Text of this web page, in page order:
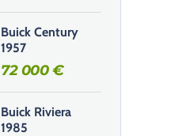
Buick Century
1957
72 000€
Buick Riviera
1985